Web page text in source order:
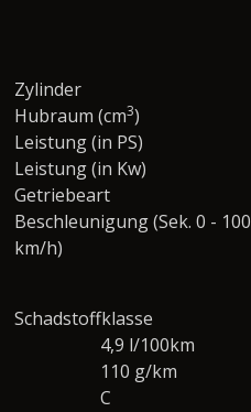
Zylinder
Hubraum (cm3)
Leistung (in PS)
Leistung (in Kw)
Getriebeart
Beschleunigung (Sek. 0 - 100
km/h)
Schadstoffklasse
4,9 l/100km
110 g/km
C